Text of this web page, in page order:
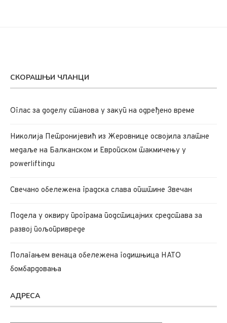
СКОРАШЊИ ЧЛАНЦИ
Oглас за доделу станова у закуп на одређено време
Николија Петронијевић из Жеровнице освојила златне
медаље на Балканском и Европском такмичењу у
powerliftingu
Свечано обележена градска слава општине Звечан
Подела у оквиру програма подстицајних средстава за
развој пољопривреде
Полагањем венаца обележена годишњица НАТО
бомбардовања
АДРЕСА